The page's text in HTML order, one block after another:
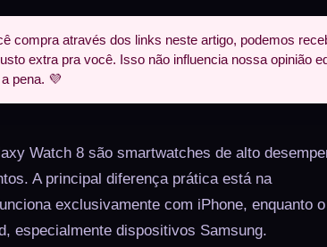
compra através dos links neste artigo, podemos
extra pra você. Isso não influencia nossa opinião
pena. 💜
Watch 8 são smartwatches de alto
A principal diferença prática está na
exclusivamente com iPhone, enquanto
especialmente dispositivos Samsung.